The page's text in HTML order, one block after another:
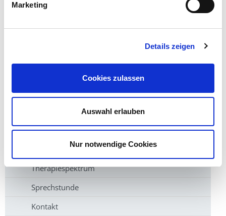
Marketing
Details zeigen
Cookies zulassen
Auswahl erlauben
Nur notwendige Cookies
Kliniken & Institute
Klinik für Orthopädie, Unfallchirurgie und
Sektionen
Endoprothetik (künstlicher Gelenkersatz) und
Wechseloperationen
Krankheitsbilder
Therapiespektrum
Sprechstunde
Kontakt